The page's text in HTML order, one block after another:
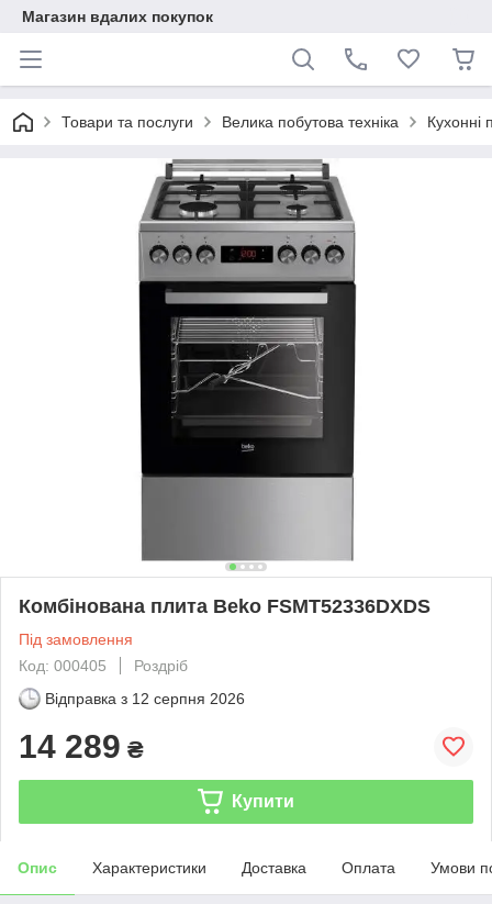
Магазин вдалих покупок
Товари та послуги Велика побутова техніка Кухонні
Комбінована плита Beko FSMT52336DXDS
Під замовлення
Код: 000405
Роздріб
Відправка з 12 серпня 2026
14 289 ₴
Купити
Опис Характеристики Доставка Оплата Умови